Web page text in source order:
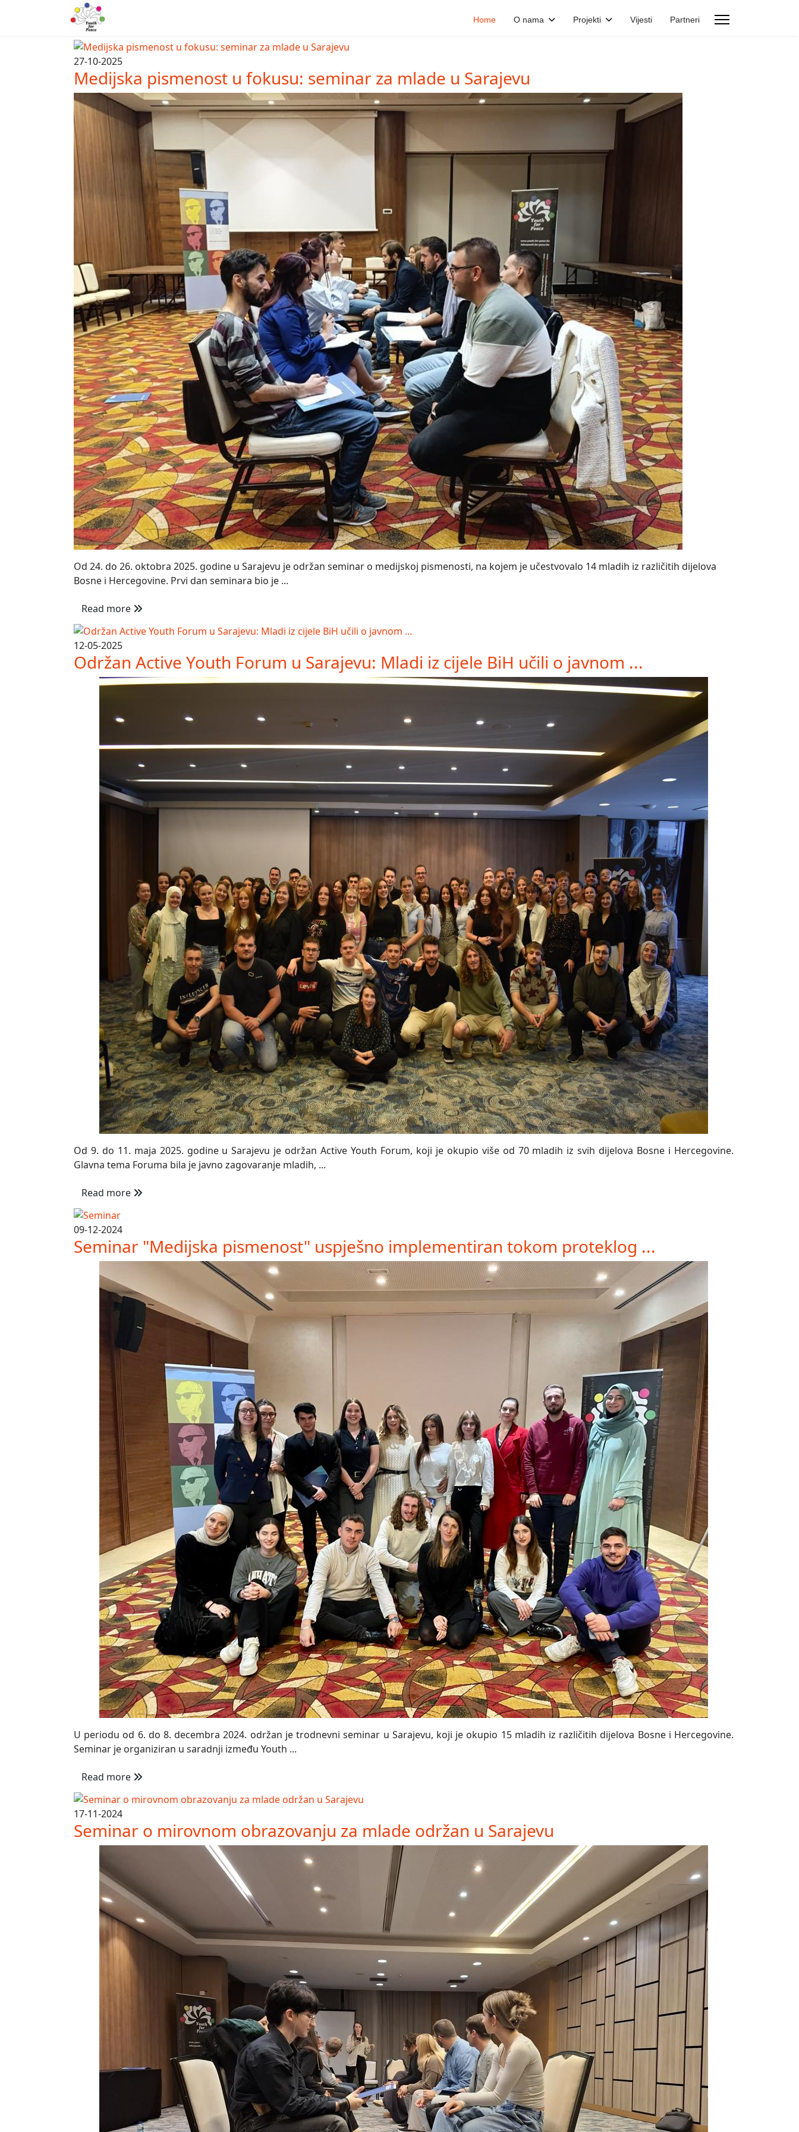
Home O nama Projekti Vijesti Partneri
27-10-2025
Medijska pismenost u fokusu: seminar za mlade u Sarajevu
Od 24. do 26. oktobra 2025. godine u Sarajevu je održan seminar o medijskoj pismenosti, na kojem je učestvovalo 14 mladih iz različitih dijelova
Bosne i Hercegovine. Prvi dan seminara bio je ...
Read more
12-05-2025
Održan Active Youth Forum u Sarajevu: Mladi iz cijele BiH učili o javnom ...
Od 9. do 11. maja 2025. godine u Sarajevu je održan Active Youth Forum, koji je okupio više od 70 mladih iz svih dijelova Bosne i Hercegovine.
Glavna tema Foruma bila je javno zagovaranje mladih, ...
Read more
09-12-2024
Seminar "Medijska pismenost" uspješno implementiran tokom proteklog ...
U periodu od 6. do 8. decembra 2024. održan je trodnevni seminar u Sarajevu, koji je okupio 15 mladih iz različitih dijelova Bosne i Hercegovine.
Seminar je organiziran u saradnji između Youth ...
Read more
17-11-2024
Seminar o mirovnom obrazovanju za mlade održan u Sarajevu